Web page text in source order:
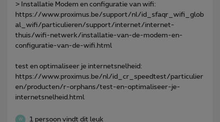
> Installatie Modem en configuratie van wifi:
https://www.proximus.be/support/nl/id_sfaqr_wifi_glob
al_wifi/particulieren/support/internet/internet-
thuis/wifi-netwerk/installatie-van-de-modem-en-
configuratie-van-de-wifi.html
test en optimaliseer je internetsnelheid:
https://www.proximus.be/nl/id_cr_speedtest/particulier
en/producten/r-orphans/test-en-optimaliseer-je-
internetsnelheid.html
W 1 persoon vindt dit leuk